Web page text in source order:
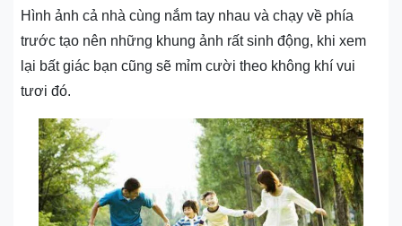
Hình ảnh cả nhà cùng nắm tay nhau và chạy về phía
trước tạo nên những khung ảnh rất sinh động, khi xem
lại bất giác bạn cũng sẽ mỉm cười theo không khí vui
tươi đó.